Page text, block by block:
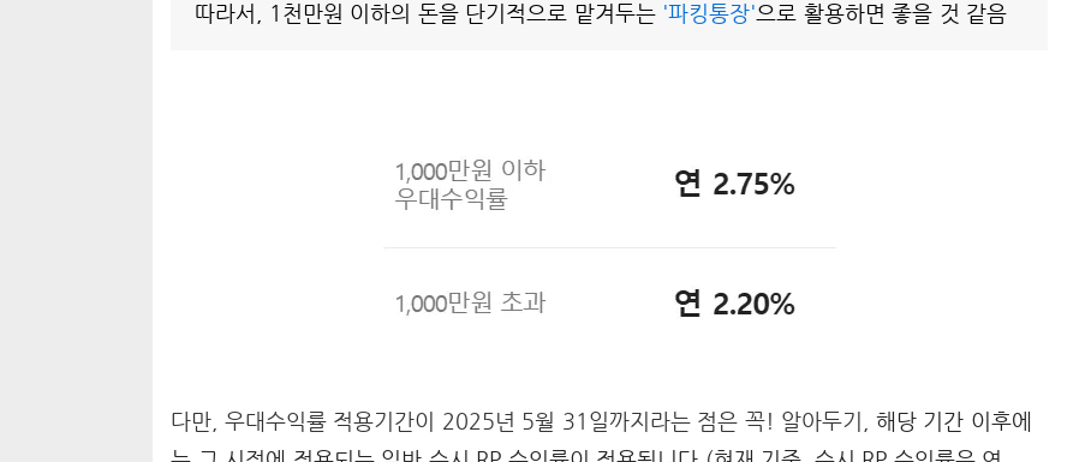
따라서, 1천만원 이하의 돈을 단기적으로 맡겨두는 '파킹통장'으로 활용하면 좋을 것 같음
다만, 우대수익률 적용기간이 2025년 5월 31일까지라는 점은 꼭! 알아두기,
해당 기간 이후에